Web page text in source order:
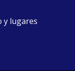
y lugares